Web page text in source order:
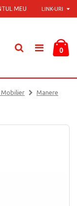
LINK-URI
MEU
0
Mobilier
Manere